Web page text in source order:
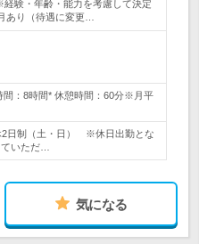
験・年齢・能力を考慮して決定
あり（待遇に変更…
間：8時間* 休憩時間：60分※月平
2日制（土・日） ※休日出勤とな
いただ…
気になる